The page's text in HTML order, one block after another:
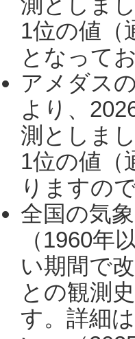
1位の値（
となって
アメダス
より、
測としま
1位の値（
りますの
全国の気
（1960年
い期間で
との観測
す。詳細は